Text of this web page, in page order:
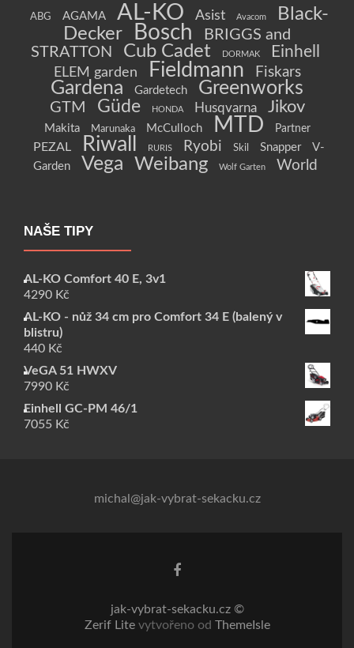
ABG AGAMA AL-KO Asist Avacom
Black-
Decker
Bosch
BRIGGS and
STRATTON
Cub Cadet DORMAK Einhell
ELEM garden Fieldmann Fiskars
Gardena Gardetech Greenworks
GTM Güde HONDA Husqvarna Jikov
Makita Marunaka McCulloch MTD Partner
PEZAL Riwall RURIS Ryobi Skil Snapper
V-
Garden
Vega Weibang Wolf Garten World
NAŠE TIPY
AL-KO Comfort 40 E, 3v1
4290 Kč
AL-KO - nůž 34 cm pro Comfort 34 E (balený v
blistru)
440 Kč
VeGA 51 HWXV
7990 Kč
Einhell GC-PM 46/1
7055 Kč
michal@jak-vybrat-sekacku.cz
Odkaz Facebook
jak-vybrat-sekacku.cz ©
Zerif Lite vytvořeno od ThemeIsle